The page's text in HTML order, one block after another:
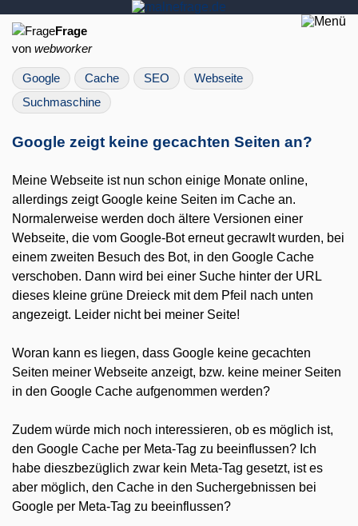
Frage
von webworker
Google Cache SEO
Webseite
Suchmaschine
Google zeigt keine gecachten Seiten an?
Meine Webseite ist nun schon einige Monate online,
allerdings zeigt Google keine Seiten im Cache an.
Normalerweise werden doch ältere Versionen einer
Webseite, die vom Google-Bot erneut gecrawlt wurden, bei
einem zweiten Besuch des Bot, in den Google Cache
verschoben. Dann wird bei einer Suche hinter der URL
dieses kleine grüne Dreieck mit dem Pfeil nach unten
angezeigt. Leider nicht bei meiner Seite!
Woran kann es liegen, dass Google keine gecachten
Seiten meiner Webseite anzeigt, bzw. keine meiner Seiten
in den Google Cache aufgenommen werden?
Zudem würde mich noch interessieren, ob es möglich ist,
den Google Cache per Meta-Tag zu beeinflussen? Ich
habe dieszbezüglich zwar kein Meta-Tag gesetzt, ist es
aber möglich, den Cache in den Suchergebnissen bei
Google per Meta-Tag zu beeinflussen?